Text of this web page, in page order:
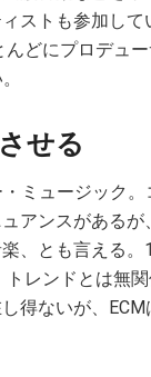
ストも参加し
どにプロデュ
せる
ミュージック
アンスがある
、とも言える。
レンドとは無
得ないが、